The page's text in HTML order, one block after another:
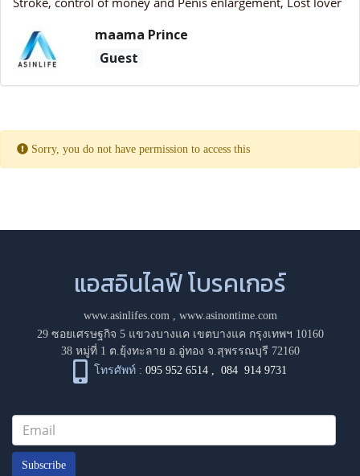
maama Prince
Guest
Sorry, you do not have permission to access this
แอสอินไลฟ์ โบรคเกอร์
www.asinlifes.com, www.asinontime.com
29 ซอยเศรษฐกิจ 5 แขวงบางแค เขตบางแค กรุงเทพฯ 10160
38 หมู่ที่ 1 ต.ยุ้งทะลาย อ.อู่ทอง จ.สุพรรณบุรี 72160
โทรศัพท์ : 095 952 6514 ,084 914 9731
Subscribe